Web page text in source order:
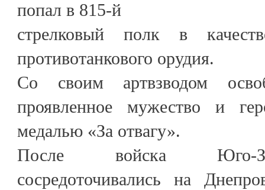
попал в 815-й
стрелковый полк в
противотанкового орудия.
Со своим артвзводом
проявленное мужество и
медалью «За отвагу».
После войска Юго-
сосредоточивались на